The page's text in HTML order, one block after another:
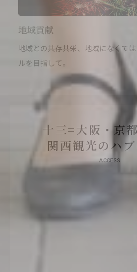
地域貢献
地域との共存共栄、地域になくて
ルを目指して。
十三=大阪・京
関西観光のハ
ACCESS